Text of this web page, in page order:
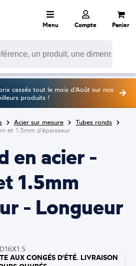
Menu Compte Panier
cassés tout le mois d'Août sur nos
produits !
Acier sur mesure
Tubes ronds
et 1.5mm d'épaisseur
en acier -
1.5mm
- Longueur
AUX CONGÉS D'ÉTÉ. LIVRAISON